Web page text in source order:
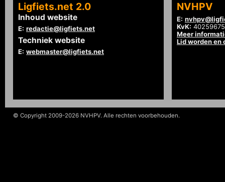
Ligfiets.net 2.0
Inhoud website
E: redactie@ligfiets.net
Techniek website
E: webmaster@ligfiets.net
NVHPV
E:
KvK: 40259675
Meer
Lid worden en
© Copyright 2009-2026 NVHPV. Alle rechten voorbehouden.